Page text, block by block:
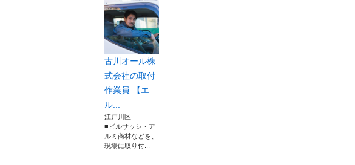
古川オール株
式会社の取付
作業員 【エ
ル...
江戸川区
■ビルサッシ・ア
ルミ商材などを、
現場に取り付...